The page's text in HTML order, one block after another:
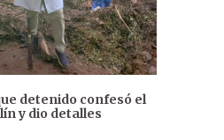
detenido confesó el
y dio detalles